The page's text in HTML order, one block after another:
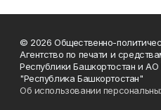
© 2026 Общественно-
Агентство по печати и
Республики Башкортостан и
"Республика Башкортостан"
Об использовании